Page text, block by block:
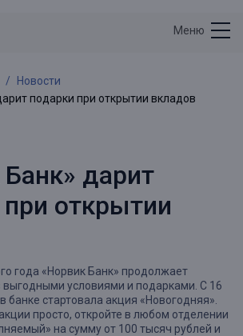
Меню
Новости
подарки при открытии вкладов
дарит
открытии
года «Норвик Банк» продолжает
выгодными условиями и подарками. С 16
банке стартовала акция «Новогодняя».
просто, откройте в любом отделении
на сумму от 100 тысяч рублей и